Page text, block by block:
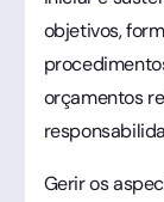
objetivos,
orçamentos
Gerir os